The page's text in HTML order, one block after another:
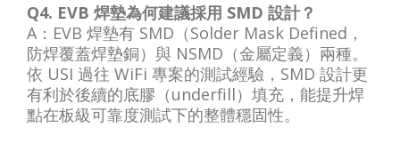
Q4. EVB 焊墊為何建議採用 SMD 設計？
A：EVB 焊墊有 SMD（Solder Mask Defined，
防焊覆蓋焊墊銅）與 NSMD（金屬定義）兩種。
依 USI 過往 WiFi 專案的測試經驗，SMD 設計更
有利於後續的底膠（underfill）填充，能提升焊
點在板級可靠度測試下的整體穩固性。